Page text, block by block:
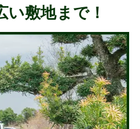
い敷地まで！